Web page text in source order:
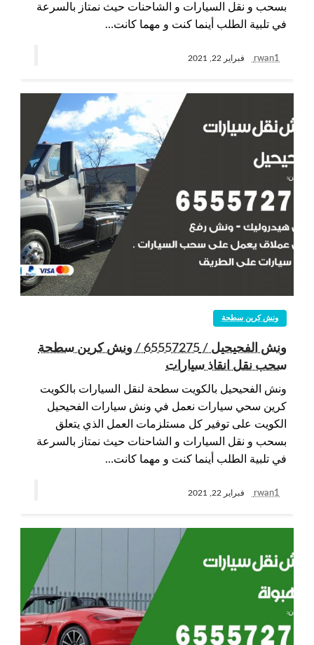
بسحب و نقل السيارات و الشاحنات حيث نمتاز بالسرعة
في تلبية الطلب أينما كنت و مهما كانت…
rwan1 فبراير 22, 2021
ونش كرين سطحة
ونش الفحيحيل / 65557275 / ونش كرين سطحة
سحب نقل انقاذ سيارات
ونش الفحيحيل بالكويت سطحة لنقل السيارات بالكويت
كرين سحي سيارات نعمل في ونش سيارات الفحيحيل
الكويت على توفير كل مستلزمات العمل الذي يتعلق
بسحب و نقل السيارات و الشاحنات حيث نمتاز بالسرعة
في تلبية الطلب أينما كنت و مهما كانت…
rwan1 فبراير 22, 2021